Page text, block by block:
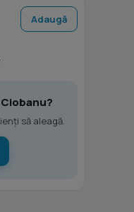
Adaugă
să aleagă.